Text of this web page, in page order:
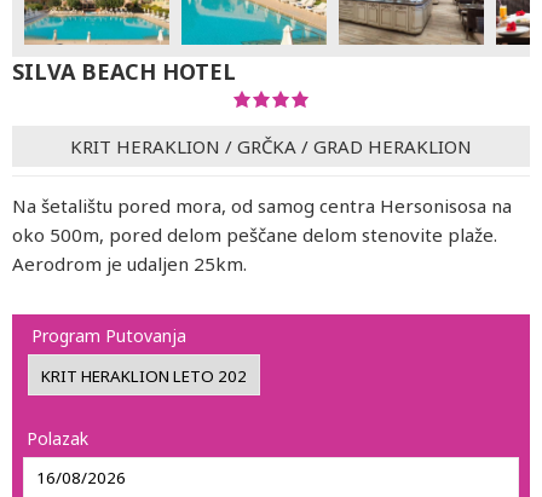
SILVA BEACH HOTEL
KRIT HERAKLION / GRČKA / GRAD HERAKLION
Na šetalištu pored mora, od samog centra Hersonisosa na
oko 500m, pored delom peščane delom stenovite plaže.
Aerodrom je udaljen 25km.
Program Putovanja
Polazak